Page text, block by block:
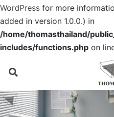
WordPress for more
added in version 1.0.0.) in
/home/thomasthailand/
includes/functions.php on